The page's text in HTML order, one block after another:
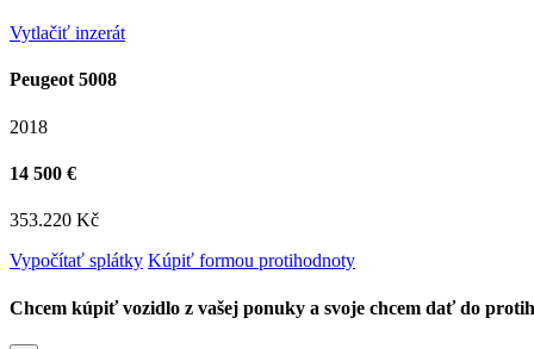
Vytlačiť inzerát
Peugeot 5008
2018
14 500 €
353.220 Kč
Vypočítať splátky Kúpiť formou protihodnoty
Chcem kúpiť vozidlo z vašej ponuky a svoje chcem dať do